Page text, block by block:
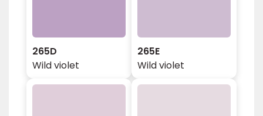
265D
Wild violet
265E
Wild violet